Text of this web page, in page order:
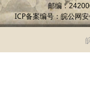
邮编：
ICP备案编号： 皖公网